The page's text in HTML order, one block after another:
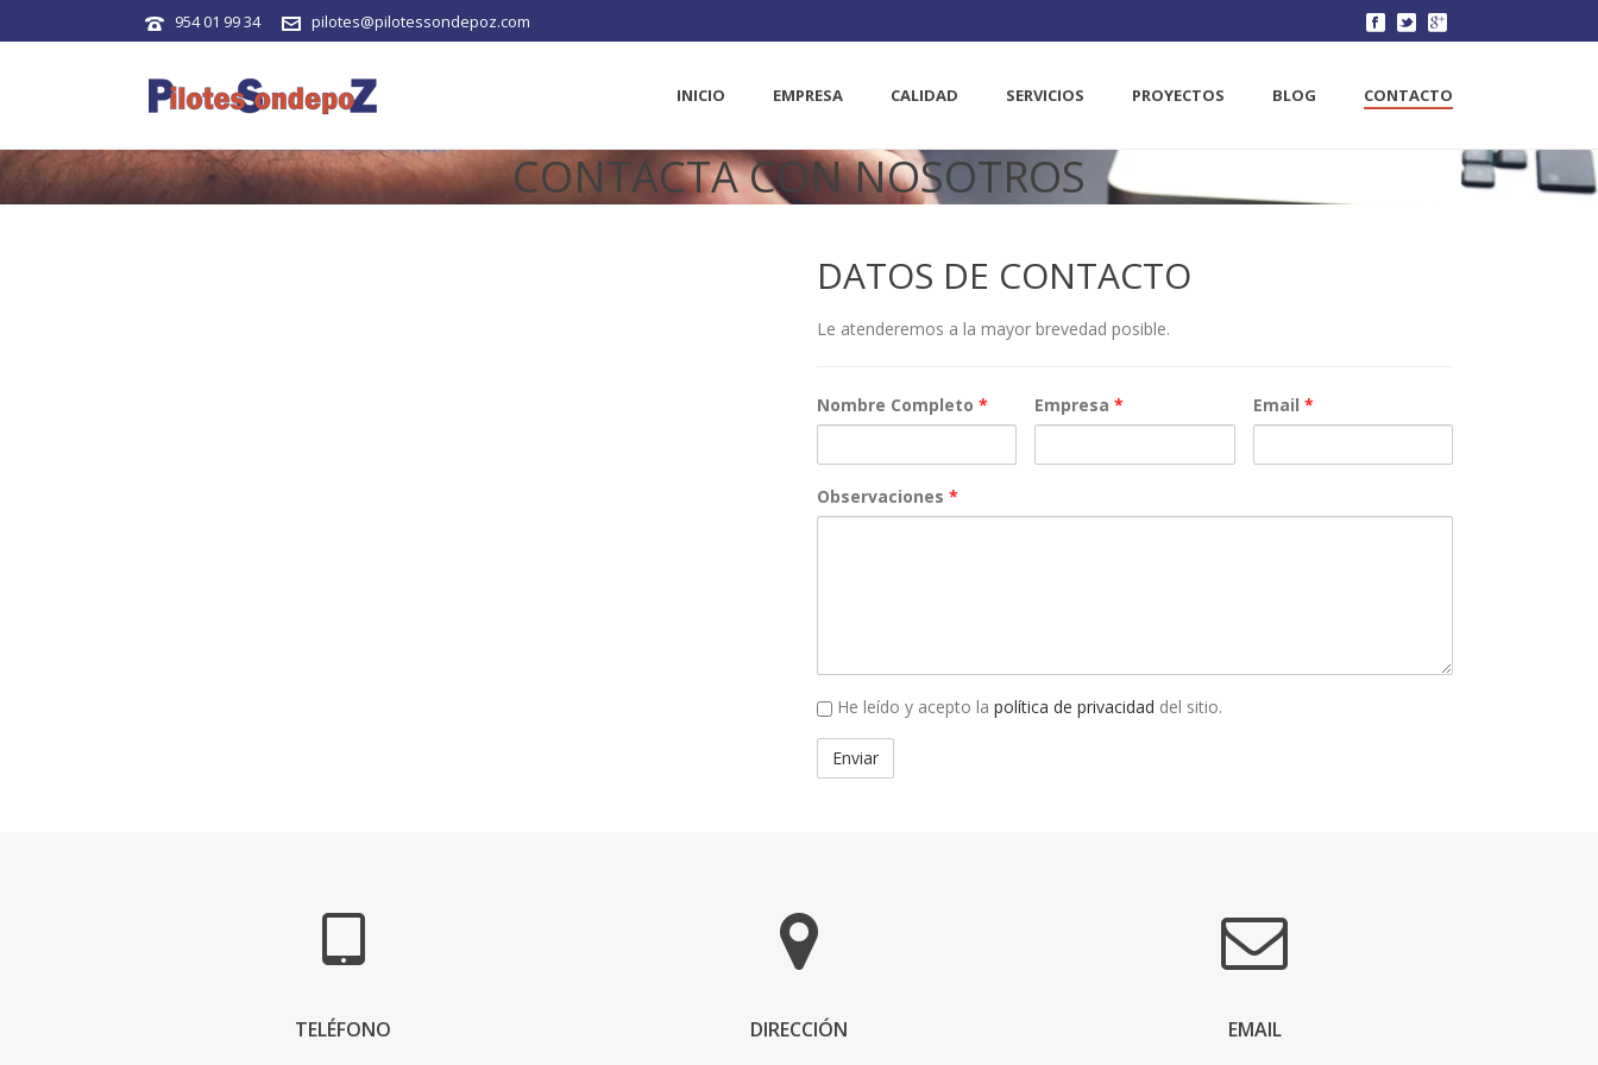
954 01 99 34 pilotes@pilotessondepoz.com
INICIO EMPRESA CALIDAD SERVICIOS PROYECTOS BLOG CONTACTO
CONTACTA CON NOSOTROS
DATOS DE CONTACTO
Le atenderemos a la mayor brevedad posible.
Nombre Completo * Empresa* Email *
Observaciones *
He leído y acepto la política de privacidad del sitio.
TELÉFONO DIRECCIÓN EMAIL